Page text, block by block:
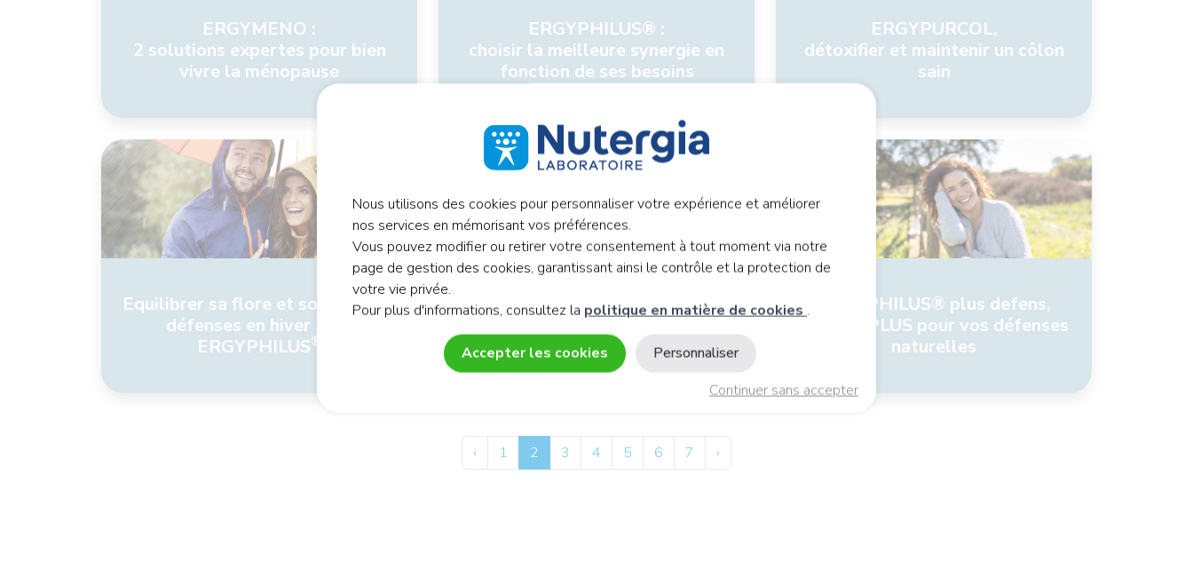
ERGYMENO :
2 solutions expertes pour bien
vivre la ménopause
ERGYPHILUS® :
choisir la meilleure synergie en
fonction de ses besoins
ERGYPURCOL,
détoxifier et maintenir un côlon
sain
Equilibrer sa flore et soutenir les
défenses en hiver avec
ERGYPHILUS®
Les meilleures vitamines
pour booster l'immunité en toute
saison
ERGYPHILUS® plus defens,
en faire PLUS pour vos défenses
naturelles
‹ 1 2 3 4 5 6 7 ›
Nous utilisons des cookies pour personnaliser votre expérience et améliorer
nos services en mémorisant vos préférences.
Vous pouvez modifier ou retirer votre consentement à tout moment via notre
page de gestion des cookies, garantissant ainsi le contrôle et la protection de
votre vie privée.
Pour plus d'informations, consultez la politique en matière de cookies .
Accepter les cookies
Continuer sans accepter
Personnaliser